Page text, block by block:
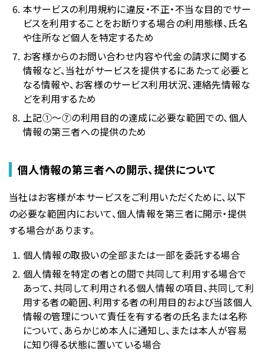
本サービスの利用規約に違反・不正・不当な目的でサー
ビスを利用することをお断りする場合の利用態様、氏名
や住所など個人を特定するため
お客様からのお問い合わせ内容や代金の請求に関する
情報など、当社がサービスを提供するにあたって必要と
なる情報や、お客様のサービス利用状況、連絡先情報な
どを利用するため
上記①～⑦の利用目的の達成に必要な範囲での、個人
情報の第三者への提供のため
個人情報の第三者への開示、提供について
当社はお客様が本サービスをご利用いただくために、以下
の必要な範囲内において、個人情報を第三者に開示・提供
する場合があります。
個人情報の取扱いの全部または一部を委託する場合
個人情報を特定の者との間で共同して利用する場合で
あって、共同して利用される個人情報の項目、共同して利
用する者の範囲、利用する者の利用目的および当該個人
情報の管理について責任を有する者の氏名または名称
について、あらかじめ本人に通知し、または本人が容易
に知り得る状態に置いている場合